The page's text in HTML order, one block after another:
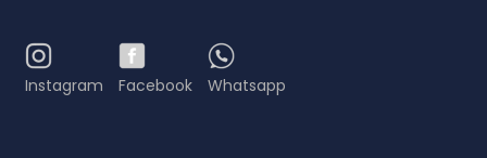
Instagram Facebook Whatsapp